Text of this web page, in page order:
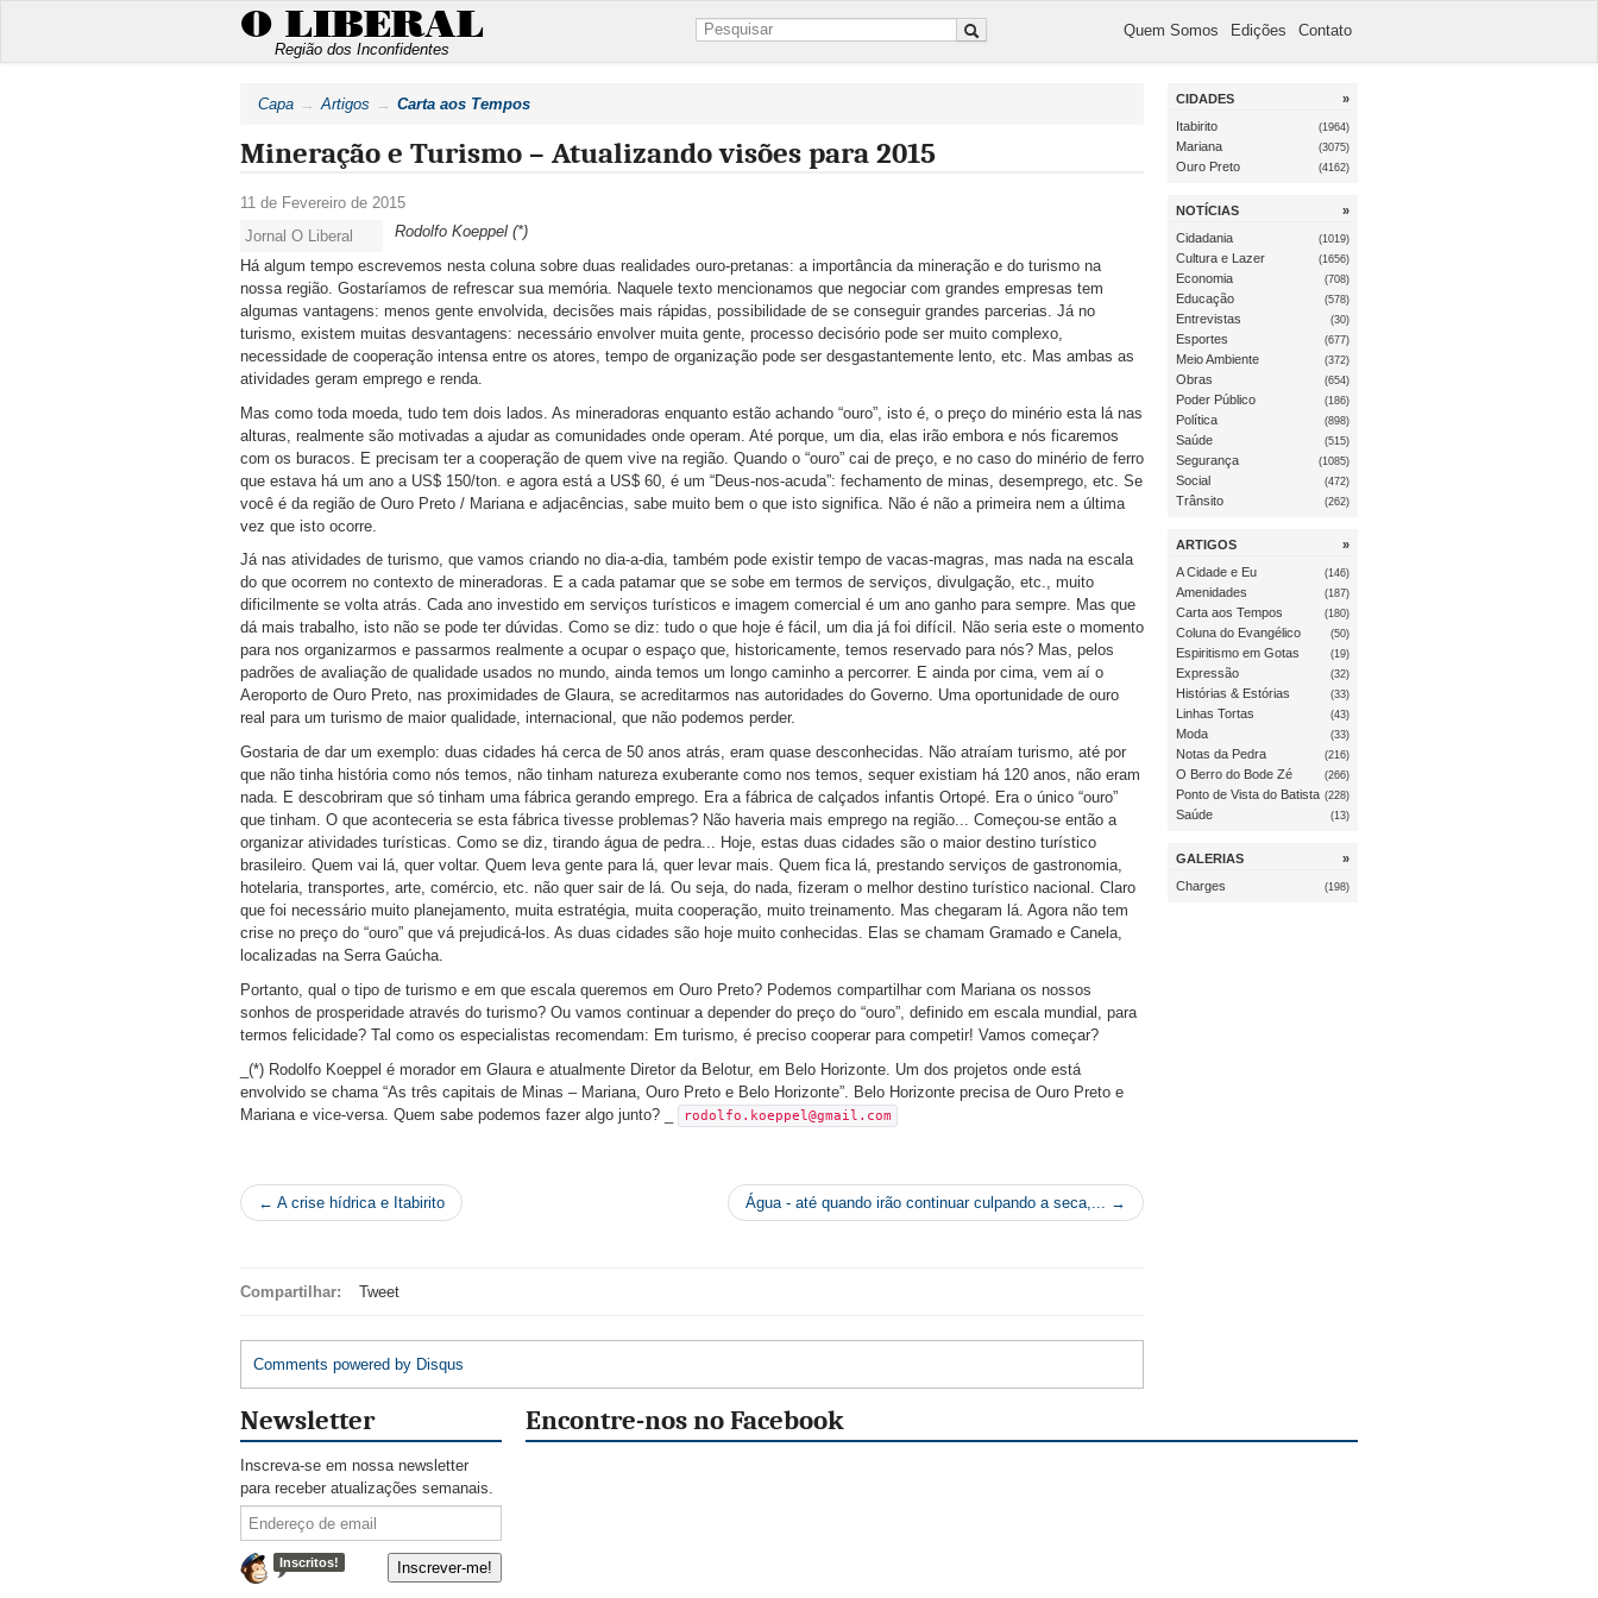
O LIBERAL
Região dos Inconfidentes
Quem Somos Edições Contato
Capa Artigos Carta aos Tempos
Mineração e Turismo – Atualizando visões para 2015
11 de Fevereiro de 2015
Jornal O Liberal
Rodolfo Koeppel (*)
Há algum tempo escrevemos nesta coluna sobre duas realidades ouro-pretanas: a importância da mineração e do turismo na
nossa região. Gostaríamos de refrescar sua memória. Naquele texto mencionamos que negociar com grandes empresas tem
algumas vantagens: menos gente envolvida, decisões mais rápidas, possibilidade de se conseguir grandes parcerias. Já no
turismo, existem muitas desvantagens: necessário envolver muita gente, processo decisório pode ser muito complexo,
necessidade de cooperação intensa entre os atores, tempo de organização pode ser desgastantemente lento, etc. Mas ambas as
atividades geram emprego e renda.
Mas como toda moeda, tudo tem dois lados. As mineradoras enquanto estão achando “ouro”, isto é, o preço do minério esta lá nas
alturas, realmente são motivadas a ajudar as comunidades onde operam. Até porque, um dia, elas irão embora e nós ficaremos
com os buracos. E precisam ter a cooperação de quem vive na região. Quando o “ouro” cai de preço, e no caso do minério de ferro
que estava há um ano a US$ 150/ton. e agora está a US$ 60, é um “Deus-nos-acuda”: fechamento de minas, desemprego, etc. Se
você é da região de Ouro Preto / Mariana e adjacências, sabe muito bem o que isto significa. Não é não a primeira nem a última
vez que isto ocorre.
Já nas atividades de turismo, que vamos criando no dia-a-dia, também pode existir tempo de vacas-magras, mas nada na escala
do que ocorrem no contexto de mineradoras. E a cada patamar que se sobe em termos de serviços, divulgação, etc., muito
dificilmente se volta atrás. Cada ano investido em serviços turísticos e imagem comercial é um ano ganho para sempre. Mas que
dá mais trabalho, isto não se pode ter dúvidas. Como se diz: tudo o que hoje é fácil, um dia já foi difícil. Não seria este o momento
para nos organizarmos e passarmos realmente a ocupar o espaço que, historicamente, temos reservado para nós? Mas, pelos
padrões de avaliação de qualidade usados no mundo, ainda temos um longo caminho a percorrer. E ainda por cima, vem aí o
Aeroporto de Ouro Preto, nas proximidades de Glaura, se acreditarmos nas autoridades do Governo. Uma oportunidade de ouro
real para um turismo de maior qualidade, internacional, que não podemos perder.
Gostaria de dar um exemplo: duas cidades há cerca de 50 anos atrás, eram quase desconhecidas. Não atraíam turismo, até por
que não tinha história como nós temos, não tinham natureza exuberante como nos temos, sequer existiam há 120 anos, não eram
nada. E descobriram que só tinham uma fábrica gerando emprego. Era a fábrica de calçados infantis Ortopé. Era o único “ouro”
que tinham. O que aconteceria se esta fábrica tivesse problemas? Não haveria mais emprego na região... Começou-se então a
organizar atividades turísticas. Como se diz, tirando água de pedra... Hoje, estas duas cidades são o maior destino turístico
brasileiro. Quem vai lá, quer voltar. Quem leva gente para lá, quer levar mais. Quem fica lá, prestando serviços de gastronomia,
hotelaria, transportes, arte, comércio, etc. não quer sair de lá. Ou seja, do nada, fizeram o melhor destino turístico nacional. Claro
que foi necessário muito planejamento, muita estratégia, muita cooperação, muito treinamento. Mas chegaram lá. Agora não tem
crise no preço do “ouro” que vá prejudicá-los. As duas cidades são hoje muito conhecidas. Elas se chamam Gramado e Canela,
localizadas na Serra Gaúcha.
Portanto, qual o tipo de turismo e em que escala queremos em Ouro Preto? Podemos compartilhar com Mariana os nossos
sonhos de prosperidade através do turismo? Ou vamos continuar a depender do preço do “ouro”, definido em escala mundial, para
termos felicidade? Tal como os especialistas recomendam: Em turismo, é preciso cooperar para competir! Vamos começar?
_(*) Rodolfo Koeppel é morador em Glaura e atualmente Diretor da Belotur, em Belo Horizonte. Um dos projetos onde está
envolvido se chama “As três capitais de Minas – Mariana, Ouro Preto e Belo Horizonte”. Belo Horizonte precisa de Ouro Preto e
Mariana e vice-versa. Quem sabe podemos fazer algo junto? _
rodolfo.koeppel@gmail.com
← A crise hídrica e Itabirito Água - até quando irão continuar culpando a seca,... →
Compartilhar: Tweet
Comments powered by Disqus
CIDADES
»
Itabirito
(1964)
Mariana (3075)
Ouro Preto (4162)
NOTÍCIAS
»
Cidadania
(1019)
Cultura e Lazer (1656)
Economia (708)
Educação (578)
Entrevistas (30)
Esportes (677)
Meio Ambiente (372)
Obras (654)
Poder Público (186)
Política (898)
Saúde (515)
Segurança (1085)
Social (472)
Trânsito (262)
ARTIGOS
»
A Cidade e Eu
(146)
Amenidades (187)
Carta aos Tempos (180)
Coluna do Evangélico (50)
Espiritismo em Gotas (19)
Expressão (32)
Histórias & Estórias (33)
Linhas Tortas (43)
Moda (33)
Notas da Pedra (216)
O Berro do Bode Zé (266)
Ponto de Vista do Batista (228)
Saúde (13)
GALERIAS
»
Charges
(198)
Newsletter
Inscreva-se em nossa newsletter
para receber atualizações semanais.
Inscritos!
Encontre-nos no Facebook